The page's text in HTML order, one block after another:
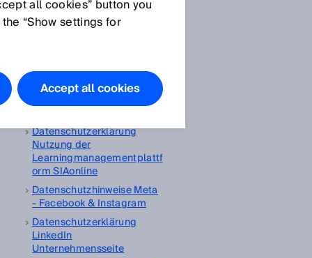
Datenschutzerklärung SICK
AppPool
Datenschutzerklärung SICK
Datenschutzerklärung
Nutzung der
Learningmanagementplattf
orm SIAonline
Datenschutzhinweise Meta
- Facebook & Instagram
Datenschutzerklärung
LinkedIn
Unternehmensseite
all cookies” button you
“Show settings for
Accept all cookies